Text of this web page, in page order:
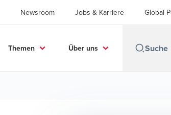
Newsroom Jobs & Karriere Global
Themen Über uns